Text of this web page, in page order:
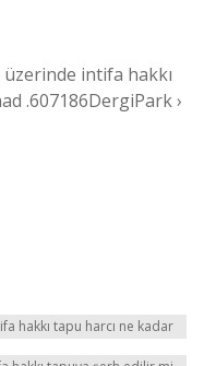
üzerinde intifa hakkı
.607186DergiPark ›
hakkı tapu harcı ne kadar